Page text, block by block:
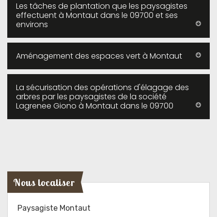
Les tâches de plantation que les paysagistes
effectuent à Montaut dans le 09700 et ses
environs
Aménagement des espaces vert à Montaut
La sécurisation des opérations d'élagage des
arbres par les paysagistes de la société
Lagrenee Giono à Montaut dans le 09700
Nous localiser
Paysagiste Montaut